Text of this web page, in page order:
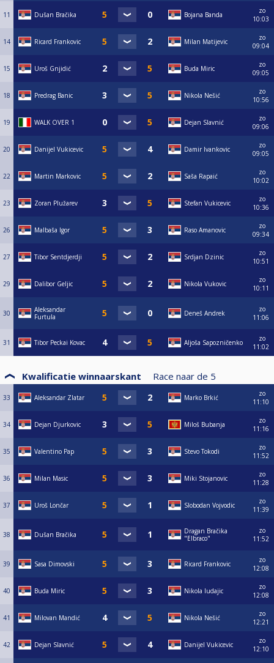
11 Dušan Bračika Bojana Banda
zo
10:03
14 Ricard Frankovic Milan Matijevic
zo
09:04
15 Uroš Gnjidić Buda Miric
zo
09:05
18 Predrag Banic Nikola Nešić
zo
10:56
19 WALK OVER 1 Dejan Slavnić
zo
09:06
20 Danijel Vukicevic Damir Ivankovic
zo
09:05
22 Martin Markovic Saša Rapaić
zo
10:02
23 Zoran Plužarev Stefan Vukicevic
zo
10:36
26 Malbaša Igor Raso Amanovic
zo
09:34
27 Tibor Sentdjerdji Srdjan Dzinic
zo
10:51
29 Dalibor Geljic Nikola Vukovic
zo
10:11
30
Aleksandar
Furtula
Deneš Andrek
zo
11:06
31 Tibor Peckai Kovac Aljoša Sapozničenko
zo
11:02
Kwalificatie winnaarskant Race naar de 5
33 Aleksandar Zlatar Marko Brkić
zo
11:10
34 Dejan Djurkovic Miloš Bubanja
zo
11:16
35 Valentino Pap Stevo Tokodi
zo
11:52
36 Milan Masic Miki Stojanovic
zo
11:28
37 Uroš Lončar Slobodan Vojvodic
zo
11:39
38 Dušan Bračika
Dragan Bračika
"Elbraco"
zo
11:52
39 Sasa Dimovski Ricard Frankovic
zo
12:08
40 Buda Miric Nikola ludajic
zo
12:08
41 Milovan Mandić Nikola Nešić
zo
12:21
42 Dejan Slavnić Danijel Vukicevic
zo
12:10